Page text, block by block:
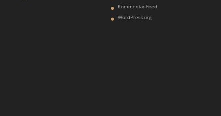
Kommentar-Feed
WordPress.org